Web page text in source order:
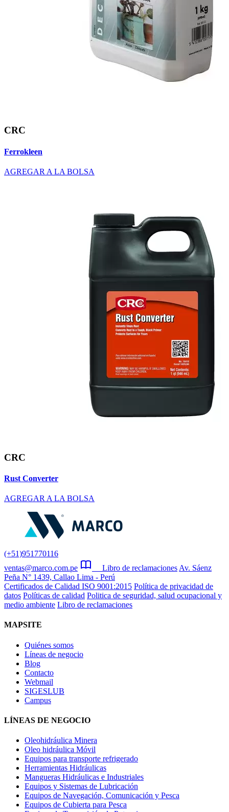
CRC
Ferrokleen
AGREGAR A LA BOLSA
CRC
Rust Converter
AGREGAR A LA BOLSA
(+51)951770116
ventas@marco.com.pe
Libro de reclamaciones Av. Sáenz
Peña N° 1439, Callao Lima - Perú
Certificados de Calidad ISO 9001:2015 Política de privacidad de
datos Políticas de calidad Politica de seguridad, salud ocupacional y
medio ambiente Libro de reclamaciones
MAPSITE
Quiénes somos
Líneas de negocio
Blog
Contacto
Webmail
SIGESLUB
Campus
LÍNEAS DE NEGOCIO
Oleohidráulica Minera
Oleo hidráulica Móvil
Equipos para transporte refrigerado
Herramientas Hidráulicas
Mangueras Hidráulicas e Industriales
Equipos y Sistemas de Lubricación
Equipos de Navegación, Comunicación y Pesca
Equipos de Cubierta para Pesca